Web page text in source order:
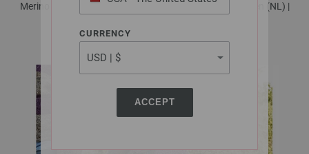
of America
CURRENCY
ACCEPT
Merino Edition No. 4 - Tijdschrift (DE) + Breibeschrijvingen (NL) |